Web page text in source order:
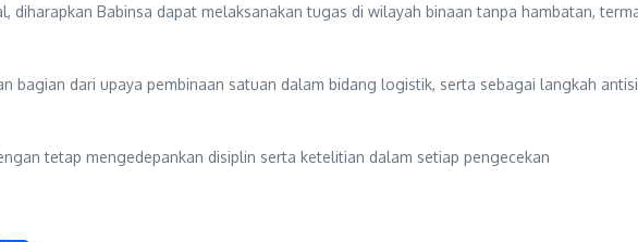
diharapkan Babinsa dapat melaksanakan tugas di wilayah binaan tanpa hambatan,
bagian dari upaya pembinaan satuan dalam bidang logistik, serta sebagai langkah
tetap mengedepankan disiplin serta ketelitian dalam setiap pengecekan